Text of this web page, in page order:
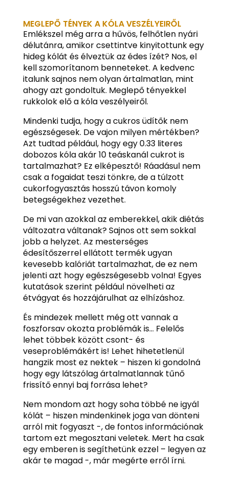
MEGLEPŐ TÉNYEK A KÓLA VESZÉLYEIRŐL
Emlékszel még arra a hűvös, felhőtlen nyári
délutánra, amikor csettintve kinyitottunk egy
hideg kólát és élveztük az édes ízét? Nos, el
kell szomorítanom benneteket. A kedvenc
italunk sajnos nem olyan ártalmatlan, mint
ahogy azt gondoltuk. Meglepő tényekkel
rukkolok elő a kóla veszélyeiről.
Mindenki tudja, hogy a cukros üdítők nem
egészségesek. De vajon milyen mértékben?
Azt tudtad például, hogy egy 0.33 literes
dobozos kóla akár 10 teáskanál cukrot is
tartalmazhat? Ez elképesztő! Ráadásul nem
csak a fogaidat teszi tönkre, de a túlzott
cukorfogyasztás hosszú távon komoly
betegségekhez vezethet.
De mi van azokkal az emberekkel, akik diétás
változatra váltanak? Sajnos ott sem sokkal
jobb a helyzet. Az mesterséges
édesítőszerrel ellátott termék ugyan
kevesebb kalóriát tartalmazhat, de ez nem
jelenti azt hogy egészségesebb volna! Egyes
kutatások szerint például növelheti az
étvágyat és hozzájárulhat az elhízáshoz.
És mindezek mellett még ott vannak a
foszforsav okozta problémák is… Felelős
lehet többek között csont- és
veseproblémákért is! Lehet hihetetlenül
hangzik most ez nektek – hiszen ki gondolná
hogy egy látszólag ártalmatlannak tűnő
frissítő ennyi baj forrása lehet?
Nem mondom azt hogy soha többé ne igyál
kólát – hiszen mindenkinek joga van dönteni
arról mit fogyaszt -, de fontos információnak
tartom ezt megosztani veletek. Mert ha csak
egy emberen is segíthetünk ezzel – legyen az
akár te magad -, már megérte erről írni.